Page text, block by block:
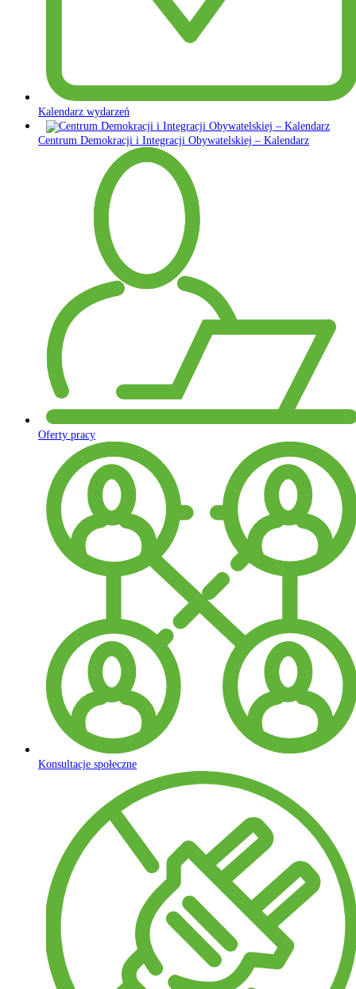
Kalendarz wydarzeń
Centrum Demokracji i Integracji Obywatelskiej – Kalendarz
Oferty pracy
Konsultacje społeczne